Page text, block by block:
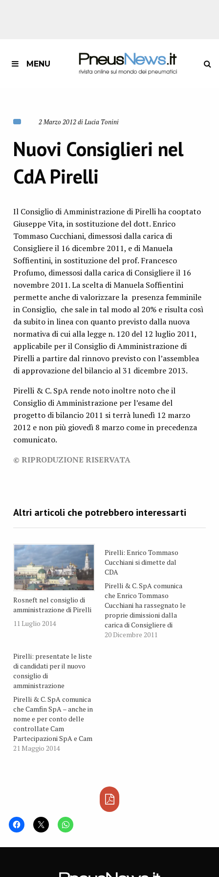
MENU
2 Marzo 2012 di Lucia Tonini
Nuovi Consiglieri nel
CdA Pirelli
Il Consiglio di Amministrazione di Pirelli ha cooptato
Giuseppe Vita, in sostituzione del dott. Enrico
Tommaso Cucchiani, dimessosi dalla carica di
Consigliere il 16 dicembre 2011, e di Manuela
Soffientini, in sostituzione del prof. Francesco
Profumo, dimessosi dalla carica di Consigliere il 16
novembre 2011. La scelta di Manuela Soffientini
permette anche di valorizzare la presenza femminile
in Consiglio, che sale in tal modo al 20% e risulta così
da subito in linea con quanto previsto dalla nuova
normativa di cui alla legge n. 120 del 12 luglio 2011,
applicabile per il Consiglio di Amministrazione di
Pirelli a partire dal rinnovo previsto con l’assemblea
di approvazione del bilancio al 31 dicembre 2013.
Pirelli & C. SpA rende noto inoltre noto che il
Consiglio di Amministrazione per l’esame del
progetto di bilancio 2011 si terrà lunedì 12 marzo
2012 e non più giovedì 8 marzo come in precedenza
comunicato.
© RIPRODUZIONE RISERVATA
Rosneft nel consiglio di
amministrazione di Pirelli
11 Luglio 2014
Pirelli: Enrico Tommaso
Cucchiani si dimette dal
CDA
Pirelli & C. SpA comunica
che Enrico Tommaso
Cucchiani ha rassegnato le
proprie dimissioni dalla
carica di Consigliere di
Amministrazione della
20 Dicembre 2011
Pirelli: presentate le liste
di candidati per il nuovo
consiglio di
amministrazione
Pirelli & C. SpA comunica
che Camfin SpA – anche in
nome e per conto delle
controllate Cam
Partecipazioni SpA e Cam
2012 SpA - ha depositato
21 Maggio 2014